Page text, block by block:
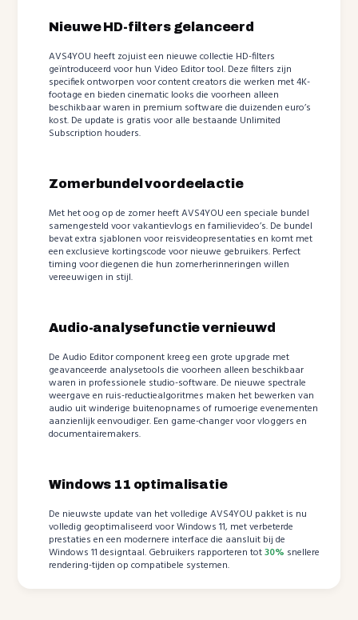
Nieuwe HD-filters gelanceerd
AVS4YOU heeft zojuist een nieuwe collectie HD-filters
geïntroduceerd voor hun Video Editor tool. Deze filters zijn
specifiek ontworpen voor content creators die werken met 4K-
footage en bieden cinematic looks die voorheen alleen
beschikbaar waren in premium software die duizenden euro’s
kost. De update is gratis voor alle bestaande Unlimited
Subscription houders.
Zomerbundel voordeelactie
Met het oog op de zomer heeft AVS4YOU een speciale bundel
samengesteld voor vakantievlogs en familievideo’s. De bundel
bevat extra sjablonen voor reisvideopresentaties en komt met
een exclusieve kortingscode voor nieuwe gebruikers. Perfect
timing voor diegenen die hun zomerherinneringen willen
vereeuwigen in stijl.
Audio-analysefunctie vernieuwd
De Audio Editor component kreeg een grote upgrade met
geavanceerde analysetools die voorheen alleen beschikbaar
waren in professionele studio-software. De nieuwe spectrale
weergave en ruis-reductiealgoritmes maken het bewerken van
audio uit winderige buitenopnames of rumoerige evenementen
aanzienlijk eenvoudiger. Een game-changer voor vloggers en
documentairemakers.
Windows 11 optimalisatie
De nieuwste update van het volledige AVS4YOU pakket is nu
volledig geoptimaliseerd voor Windows 11, met verbeterde
prestaties en een modernere interface die aansluit bij de
Windows 11 designtaal. Gebruikers rapporteren tot30% snellere
rendering-tijden op compatibele systemen.